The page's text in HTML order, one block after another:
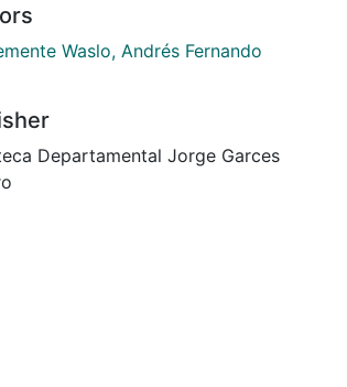
Waslo, Andrés Fernando
Departamental Jorge Garces